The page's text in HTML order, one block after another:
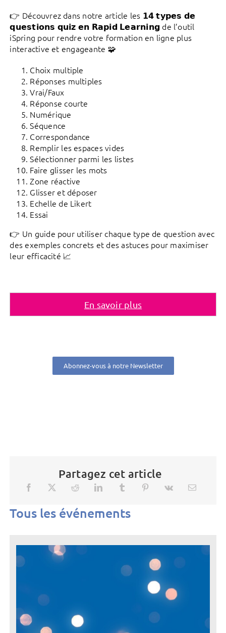
👉 Découvrez dans notre article les 𝟭𝟰 𝘁𝘆𝗽𝗲𝘀 𝗱𝗲
𝗾𝘂𝗲𝘀𝘁𝗶𝗼𝗻𝘀 𝗾𝘂𝗶𝘇 𝗲𝗻 𝗥𝗮𝗽𝗶𝗱 𝗟𝗲𝗮𝗿𝗻𝗶𝗻𝗴 de l’outil
iSpring pour rendre votre formation en ligne plus
interactive et engageante 🧩
Choix multiple
Réponses multiples
Vrai/Faux
Réponse courte
Numérique
Séquence
Correspondance
Remplir les espaces vides
Sélectionner parmi les listes
Faire glisser les mots
Zone réactive
Glisser et déposer
Echelle de Likert
Essai
👉 Un guide pour utiliser chaque type de question avec
des exemples concrets et des astuces pour maximiser
leur efficacité 📈
En savoir plus
Abonnez-vous à notre Newsletter
Partagez cet article
Tous les événements